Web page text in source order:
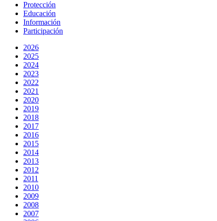
Protección
Educación
Información
Participación
2026
2025
2024
2023
2022
2021
2020
2019
2018
2017
2016
2015
2014
2013
2012
2011
2010
2009
2008
2007